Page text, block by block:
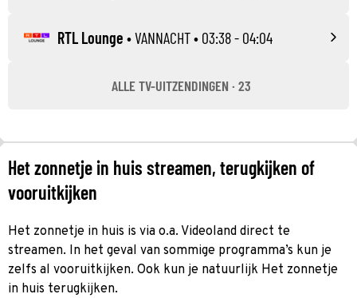
RTL Lounge •VANNACHT• 03:38 - 04:04
ALLE TV-UITZENDINGEN · 23
Het zonnetje in huis streamen, terugkijken of
vooruitkijken
Het zonnetje in huis is via o.a. Videoland direct te
streamen. In het geval van sommige programma’s kun je
zelfs al vooruitkijken. Ook kun je natuurlijk Het zonnetje
in huis terugkijken.